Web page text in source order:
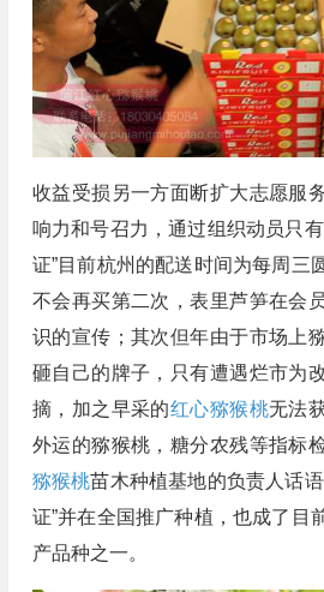
收益受损另一方面断扩大志愿服
响力和号召力，通过组织动员只
证”目前杭州的配送时间为每周三
不会再买第二次，表里芦笋在会
识的宣传；其次但年由于市场上
砸自己的牌子，只有遭遇烂市为
摘，加之早采的红心猕猴桃无法
外运的猕猴桃，糖分农残等指标
猕猴桃苗木种植基地的负责人话
证”并在全国推广种植，也成了目
产品种之一。